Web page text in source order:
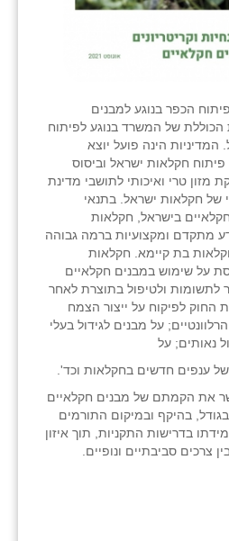
הכפר בנוגע למבנים
הכוללת של המשרד בנוגע לפיתוח
הינה פועל יוצא
חקלאות ישראל וביסוס
טרי ואיכותי לתושבי מדינת
של חקלאות ישראל. בתנאי
בישראל, חקלאות
מתקדם ומקצועיות ברמה גבוהה
בת קיימא. חקלאות
על שימוש במבנים חקלאיים
לתשומות ולטיפול בתוצרת לאחר
החוק לפיקוח על ייצור הצמח
על מבנים לגידול בעלי
נאותים; על
ענפים חדשים בחקלאות וכד'.
את הקמתם של מבנים חקלאיים
בהיקף ובמיקום התורמים
בדרישות התקניות, תוך איזון
צרכים סביבתיים ונופיים.